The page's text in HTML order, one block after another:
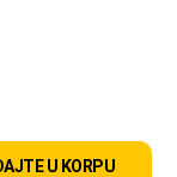
U KORPU